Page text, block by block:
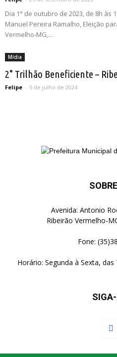
Dia 1° de outubro de 2023, de 8h às
Manuel Pereira Ramalho, Eleição
Vermelho-MG,...
Mídia
2° Trilhão Beneficiente –
Felipe - 5 de julho de 2024
Avenida: Antonio
Ribeirão Vermelho-
Fone:
Horário: Segunda à Sexta,